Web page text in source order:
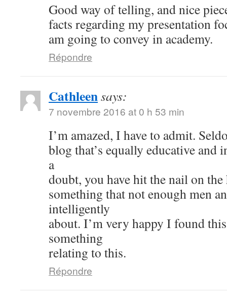
Good way of telling, and nice
facts regarding my presentation
am going to convey in academy.
Répondre
Cathleensays:
7 novembre 2016 at 0 h 53 min
I’m amazed, I have to admit.
blog that’s equally educative and
a
doubt, you have hit the nail on the
something that not enough men
intelligently
about. I’m very happy I found
something
relating to this.
Répondre